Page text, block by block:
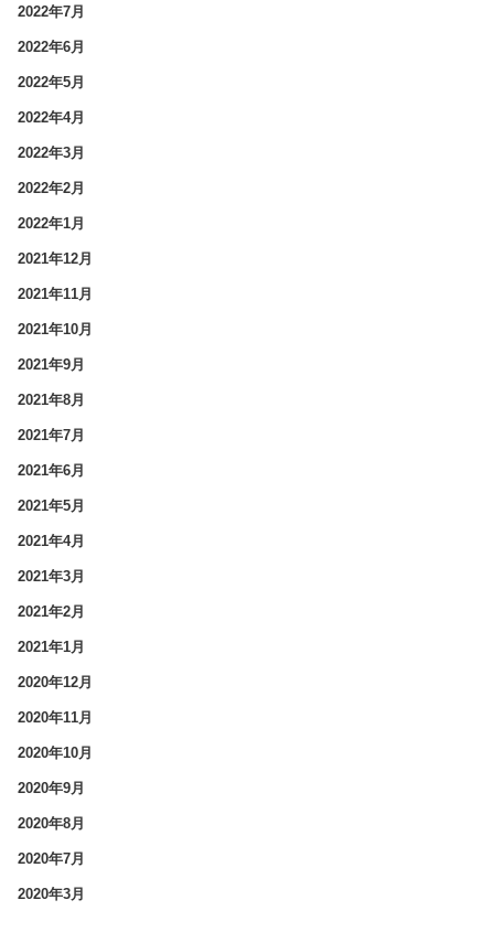
2022年7月
2022年6月
2022年5月
2022年4月
2022年3月
2022年2月
2022年1月
2021年12月
2021年11月
2021年10月
2021年9月
2021年8月
2021年7月
2021年6月
2021年5月
2021年4月
2021年3月
2021年2月
2021年1月
2020年12月
2020年11月
2020年10月
2020年9月
2020年8月
2020年7月
2020年3月